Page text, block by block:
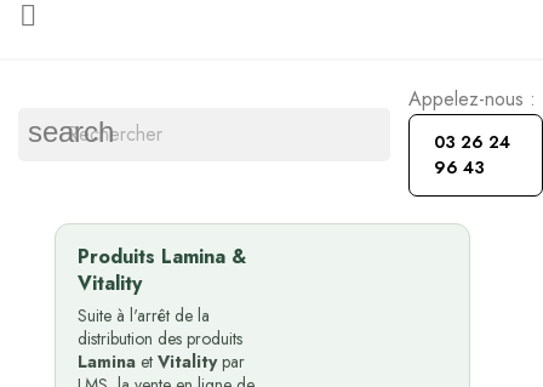

search
Appelez-nous :
03 26 24
96 43
Produits Lamina &
Vitality
Suite à l'arrêt de la
distribution des produits
Lamina et Vitalitypar